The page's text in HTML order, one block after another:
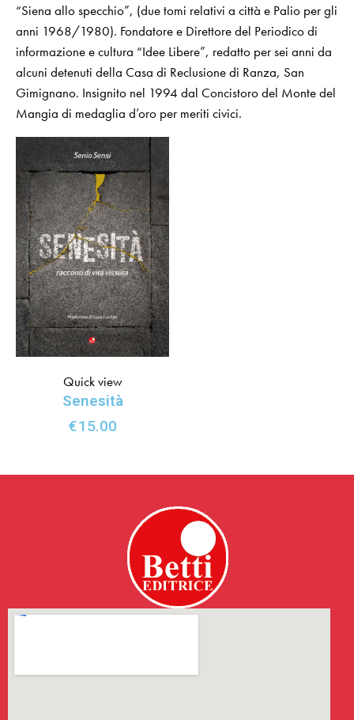
“Siena allo specchio”, (due tomi relativi a città e Palio per gli
anni 1968/1980). Fondatore e Direttore del Periodico di
informazione e cultura “Idee Libere”, redatto per sei anni da
alcuni detenuti della Casa di Reclusione di Ranza, San
Gimignano. Insignito nel 1994 dal Concistoro del Monte del
Mangia di medaglia d’oro per meriti civici.
Senesità
€15.00
Quick view